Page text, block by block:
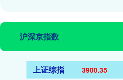
沪深京指数
上证综指 3900.35